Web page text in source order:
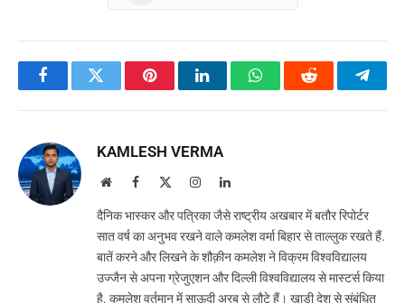
FacebookTwitter PinterestLinkedInWhatsAppReddit
KAMLESH VERMA
WebsiteFacebook InstagramLinkedIn
दैनिक भास्कर और पत्रिका जैसे राष्ट्रीय अखबार में बतौर रिपोर्टर
सात वर्ष का अनुभव रखने वाले कमलेश वर्मा बिहार से ताल्लुक रखते हैं.
बातें करने और लिखने के शौक़ीन कमलेश ने विक्रम विश्वविद्यालय
उज्जैन से अपना ग्रेजुएशन और दिल्ली विश्वविद्यालय से मास्टर्स किया
है. कमलेश वर्तमान में साऊदी अरब से लौटे हैं। खाड़ी देश से संबंधित